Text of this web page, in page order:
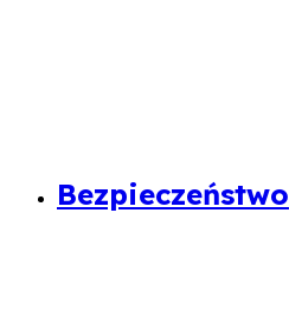
Bezpieczeństwo